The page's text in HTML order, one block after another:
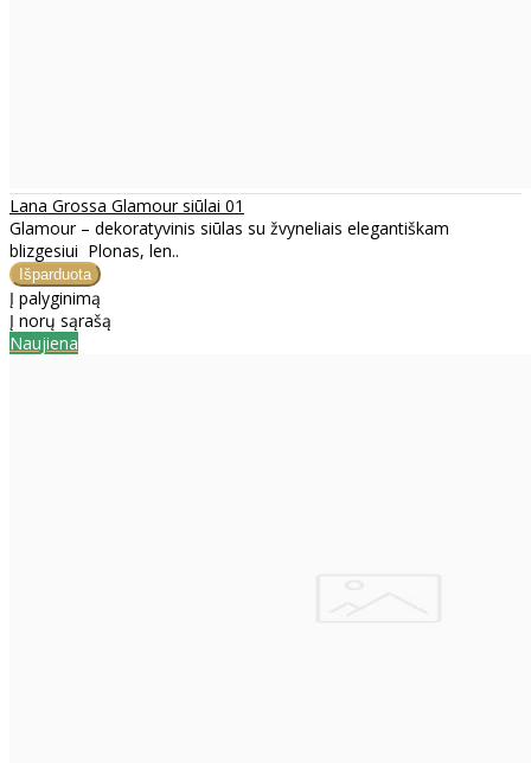
Lana Grossa Glamour siūlai 01
Glamour – dekoratyvinis siūlas su žvyneliais elegantiškam
blizgesiui Plonas, len..
Į palyginimą
Į norų sąrašą
Naujiena